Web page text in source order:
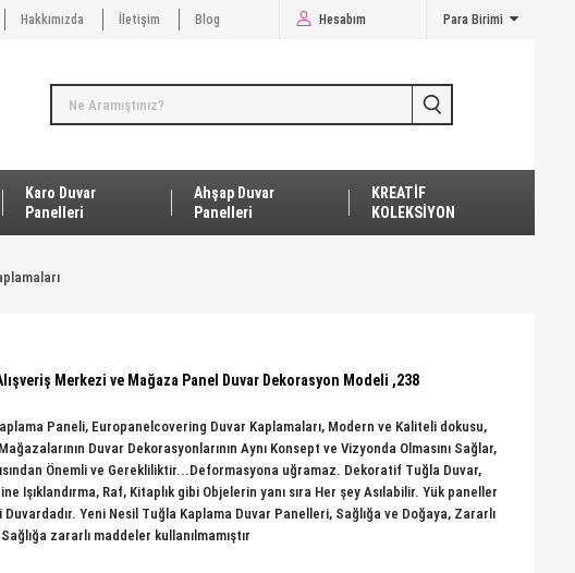
Hakkımızda İletişim Blog Hesabım Para Birimi
Karo Duvar
Panelleri
Ahşap Duvar
Panelleri
KREATİF
KOLEKSİYON
Merkezi ve Mağaza Panel Duvar Dekorasyon Modeli ,238
Paneli, Europanelcovering Duvar Kaplamaları, Modern ve Kaliteli dokusu,
Duvar Dekorasyonlarının Aynı Konsept ve Vizyonda Olmasını Sağlar,
Önemli ve Gerekliliktir...Deformasyona uğramaz. Dekoratif Tuğla Duvar,
Işıklandırma, Raf, Kitaplık gibi Objelerin yanı sıra Her şey Asılabilir. Yük paneller
Yeni Nesil Tuğla Kaplama Duvar Panelleri, Sağlığa ve Doğaya, Zararlı
zararlı maddeler kullanılmamıştır